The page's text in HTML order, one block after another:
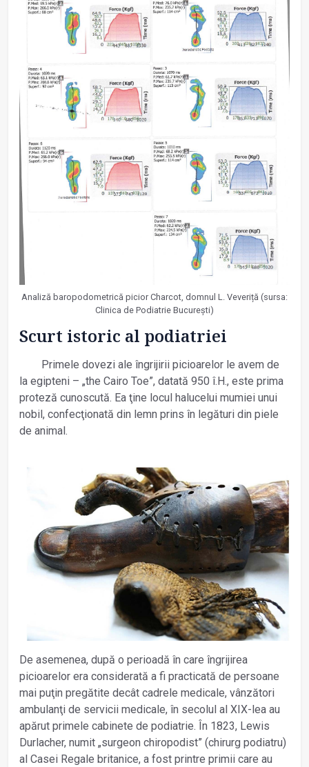
Analiză baropodometrică picior Charcot, domnul L. Veveriță (sursa:
Clinica de Podiatrie București)
Scurt istoric al podiatriei
Primele dovezi ale îngrijirii picioarelor le avem de
la egipteni – „the Cairo Toe”, datată 950 î.H., este prima
proteză cunoscută. Ea ţine locul halucelui mumiei unui
nobil, confecţionată din lemn prins în legături din piele
de animal.
De asemenea, după o perioadă în care îngrijirea
picioarelor era considerată a fi practicată de persoane
mai puţin pregătite decât cadrele medicale, vânzători
ambulanţi de servicii medicale, în secolul al XIX-lea au
apărut primele cabinete de podiatrie. În 1823, Lewis
Durlacher, numit „surgeon chiropodist” (chirurg podiatru)
al Casei Regale britanice, a fost printre primii care au